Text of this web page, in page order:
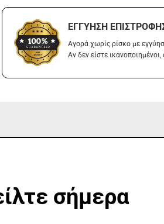
ΕΓΓΎΗΣΗ
Αγορά χωρίς ρίσκο με
Αν δεν είστε
σήμερα